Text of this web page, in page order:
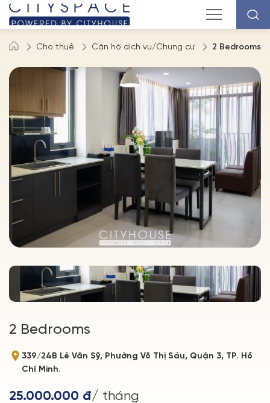
Cho thuê Căn hộ dịch vụ/Chung cư 2 Bedrooms
2 Bedrooms
339/24B Lê Văn Sỹ, Phường Võ Thị Sáu, Quận 3, TP. Hồ
Chí Minh.
25.000.000 đ/ tháng